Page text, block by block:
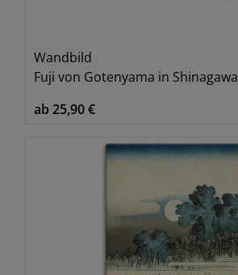
Wandbild
Fuji von Gotenyama in Shinagawa
ab 25,90 €